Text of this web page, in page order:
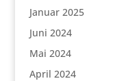
Januar 2025
Juni 2024
Mai 2024
April 2024